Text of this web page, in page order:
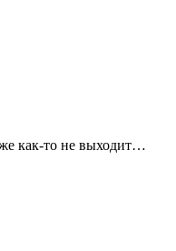
как-то не выходит…